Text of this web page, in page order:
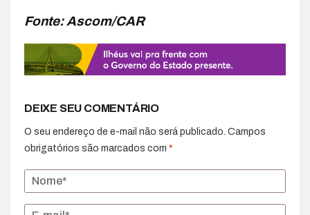
Fonte: Ascom/CAR
DEIXE SEU COMENTÁRIO
O seu endereço de e-mail não será publicado. Campos
obrigatórios são marcados com *